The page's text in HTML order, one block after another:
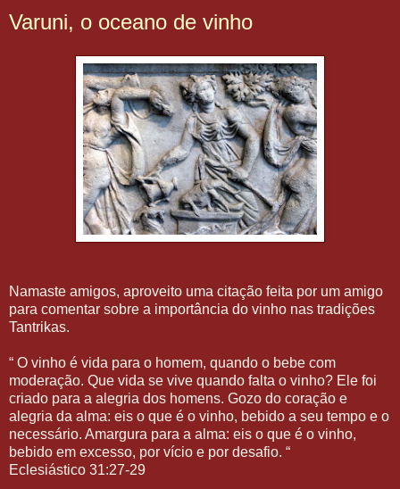
Varuni, o oceano de vinho
Namaste amigos, aproveito uma citação feita por um amigo
para comentar sobre a importância do vinho nas tradições
Tantrikas.
“ O vinho é vida para o homem, quando o bebe com
moderação. Que vida se vive quando falta o vinho? Ele foi
criado para a alegria dos homens. Gozo do coração e
alegria da alma: eis o que é o vinho, bebido a seu tempo e o
necessário. Amargura para a alma: eis o que é o vinho,
bebido em excesso, por vício e por desafio. “
Eclesiástico 31:27-29